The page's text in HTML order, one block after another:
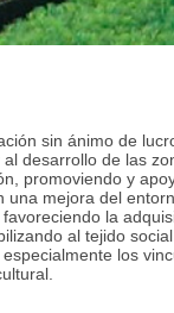
sin ánimo de
desarrollo de las
promoviendo y
una mejora del
la
al tejido
los